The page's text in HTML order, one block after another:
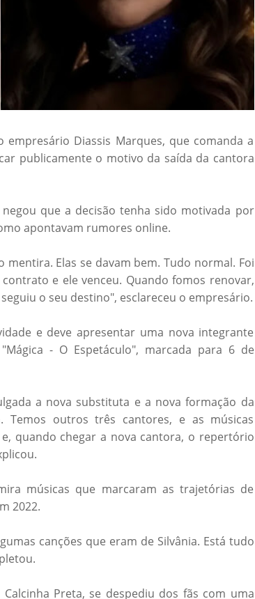
empresário Diassis Marques, que comanda a
publicamente o motivo da saída da cantora
que a decisão tenha sido motivada por
apontavam rumores online.
Elas se davam bem. Tudo normal. Foi
e ele venceu. Quando fomos renovar,
o seu destino", esclareceu o empresário.
e deve apresentar uma nova integrante
- O Espetáculo", marcada para 6 de
a nova substituta e a nova formação da
Temos outros três cantores, e as músicas
quando chegar a nova cantora, o repertório
músicas que marcaram as trajetórias de
2022.
canções que eram de Silvânia. Está tudo
Preta, se despediu dos fãs com uma